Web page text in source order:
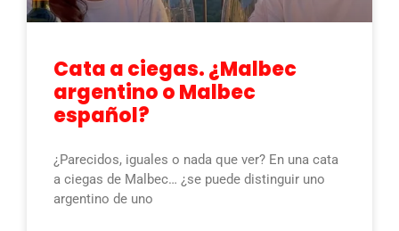
Cata a ciegas. ¿Malbec
argentino o Malbec
español?
¿Parecidos, iguales o nada que ver? En una cata
a ciegas de Malbec… ¿se puede distinguir uno
argentino de uno